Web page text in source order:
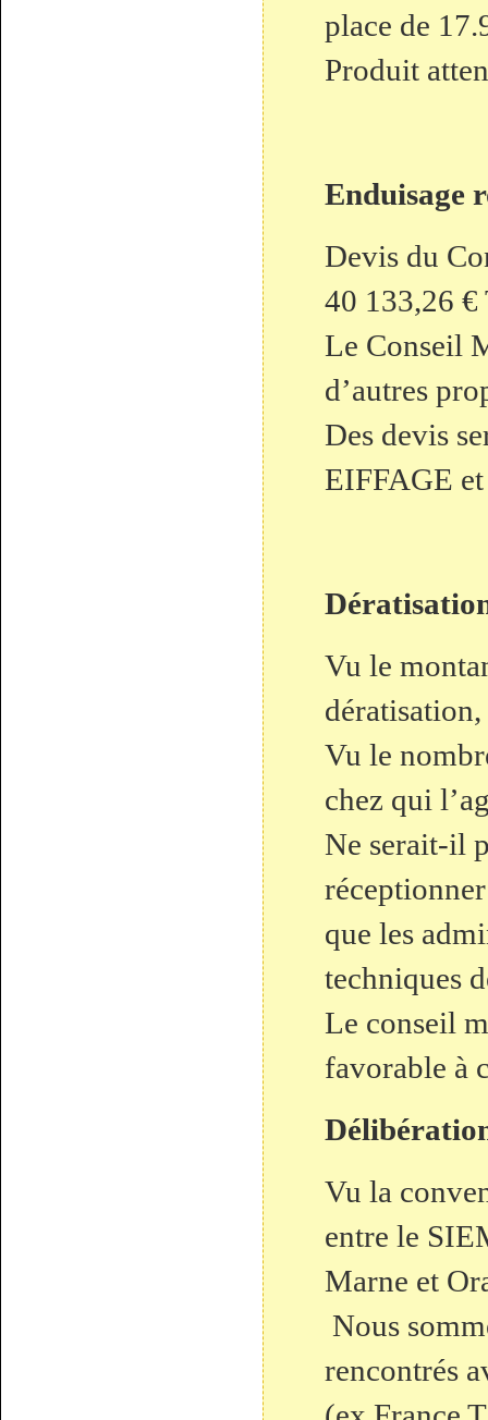
place de
Produit
Enduisage
Devis du
40 133,26 €
Le Conseil
d’autres
Des devis
EIFFAGE
Vu le
dératisation,
Vu le
chez qui
Ne serait-il
que les
techniques
Le conseil
favorable à
Vu la
entre le
Marne et
Nous
rencontrés